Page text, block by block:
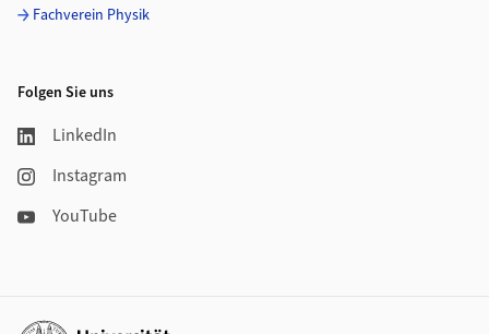
Fachverein Physik
Folgen Sie uns
LinkedIn
Instagram
YouTube